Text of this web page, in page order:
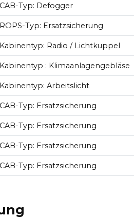
CAB-Typ: Defogger
ROPS-Typ: Ersatzsicherung
Kabinentyp: Radio / Lichtkuppel
Kabinentyp : Klimaanlagengebläse
Kabinentyp: Arbeitslicht
CAB-Typ: Ersatzsicherung
CAB-Typ: Ersatzsicherung
CAB-Typ: Ersatzsicherung
CAB-Typ: Ersatzsicherung